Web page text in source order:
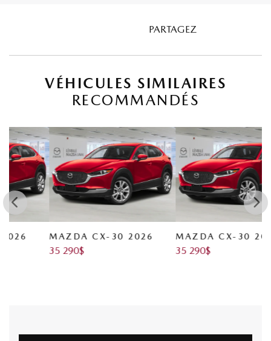
PARTAGEZ
VÉHICULES SIMILAIRES
RECOMMANDÉS
MAZDA CX-30 2026 MAZDA CX-30 2026